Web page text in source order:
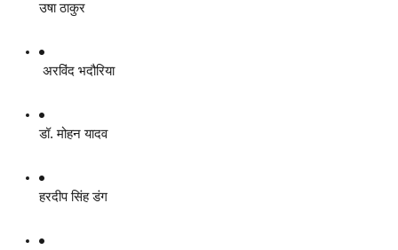
उषा ठाकुर
अरविंद भदौरिया
डॉ. मोहन यादव
हरदीप सिंह डंग